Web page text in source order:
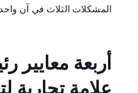
المشكلات الثلاث في آن
أربعة معايير